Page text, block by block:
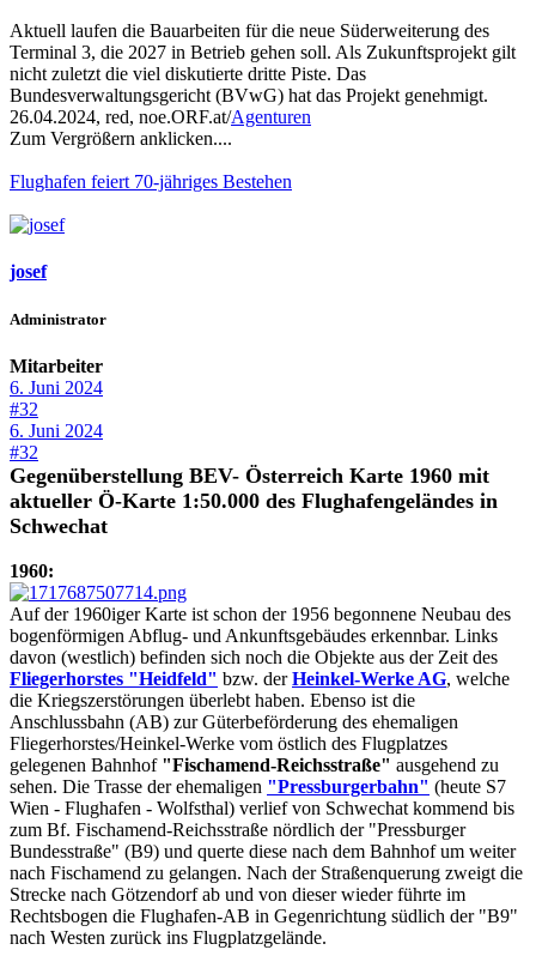
Aktuell laufen die Bauarbeiten für die neue Süderweiterung des
Terminal 3, die 2027 in Betrieb gehen soll. Als Zukunftsprojekt gilt
nicht zuletzt die viel diskutierte dritte Piste. Das
Bundesverwaltungsgericht (BVwG) hat das Projekt genehmigt.
26.04.2024, red, noe.ORF.at/Agenturen
Zum Vergrößern anklicken....
Flughafen feiert 70-jähriges Bestehen
josef
Administrator
Mitarbeiter
6. Juni 2024
#32
6. Juni 2024
#32
Gegenüberstellung BEV- Österreich Karte 1960 mit
aktueller Ö-Karte 1:50.000 des Flughafengeländes in
Schwechat
1960:
Auf der 1960iger Karte ist schon der 1956 begonnene Neubau des
bogenförmigen Abflug- und Ankunftsgebäudes erkennbar. Links
davon (westlich) befinden sich noch die Objekte aus der Zeit des
Fliegerhorstes "Heidfeld" bzw. derHeinkel-Werke AG, welche
die Kriegszerstörungen überlebt haben. Ebenso ist die
Anschlussbahn (AB) zur Güterbeförderung des ehemaligen
Fliegerhorstes/Heinkel-Werke vom östlich des Flugplatzes
gelegenen Bahnhof "Fischamend-Reichsstraße" ausgehend zu
sehen. Die Trasse der ehemaligen "Pressburgerbahn" (heute S7
Wien - Flughafen - Wolfsthal) verlief von Schwechat kommend bis
zum Bf. Fischamend-Reichsstraße nördlich der "Pressburger
Bundesstraße" (B9) und querte diese nach dem Bahnhof um weiter
nach Fischamend zu gelangen. Nach der Straßenquerung zweigt die
Strecke nach Götzendorf ab und von dieser wieder führte im
Rechtsbogen die Flughafen-AB in Gegenrichtung südlich der "B9"
nach Westen zurück ins Flugplatzgelände.